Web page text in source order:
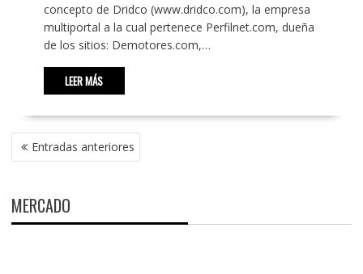
concepto de Dridco (www.dridco.com), la empresa
multiportal a la cual pertenece Perfilnet.com, dueña
de los sitios: Demotores.com,…
LEER MÁS
NAVEGACIÓN
DE Entradas anteriores
MERCADO